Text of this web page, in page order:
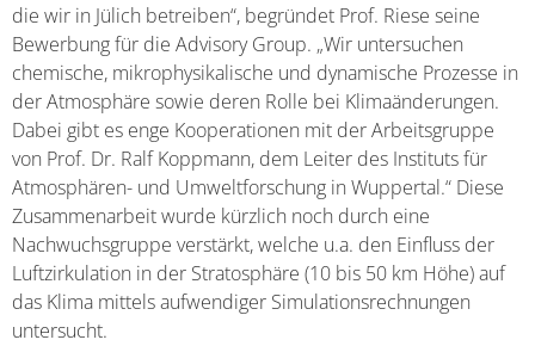
die wir in Jülich betreiben“, begründet Prof. Riese seine
Bewerbung für die Advisory Group. „Wir untersuchen
chemische, mikrophysikalische und dynamische Prozesse in
der Atmosphäre sowie deren Rolle bei Klimaänderungen.
Dabei gibt es enge Kooperationen mit der Arbeitsgruppe
von Prof. Dr. Ralf Koppmann, dem Leiter des Instituts für
Atmosphären- und Umweltforschung in Wuppertal.“ Diese
Zusammenarbeit wurde kürzlich noch durch eine
Nachwuchsgruppe verstärkt, welche u.a. den Einfluss der
Luftzirkulation in der Stratosphäre (10 bis 50 km Höhe) auf
das Klima mittels aufwendiger Simulationsrechnungen
untersucht.